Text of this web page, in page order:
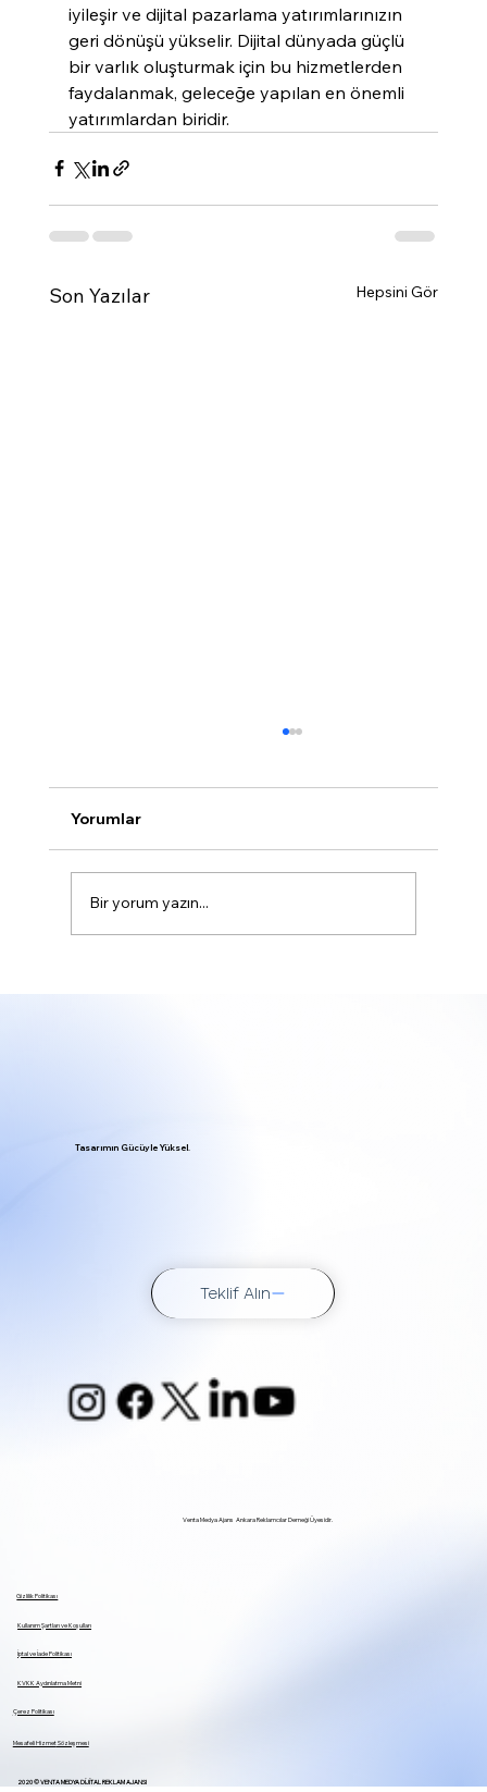
iyileşir ve dijital pazarlama yatırımlarınızın
geri dönüşü yükselir. Dijital dünyada güçlü
bir varlık oluşturmak için bu hizmetlerden
faydalanmak, geleceğe yapılan en önemli
yatırımlardan biridir.
Son Yazılar Hepsini Gör
Yorumlar
Bir yorum yazın...
Tasarımın Gücüyle Yüksel.
Teklif Alın
Venta Medya Ajans Ankara Reklamcılar Derneği Üyesidir.
Gizlilik Politikası
KVKK Aydınlatma Metni
Kullanım Şartları ve Koşulları
Mesafeli HizmetSözleşmesi
Çerez Politikası
İptal ve İade Politikası
2020 © VENTA MEDYA DİJİTAL REKLAM AJANSI